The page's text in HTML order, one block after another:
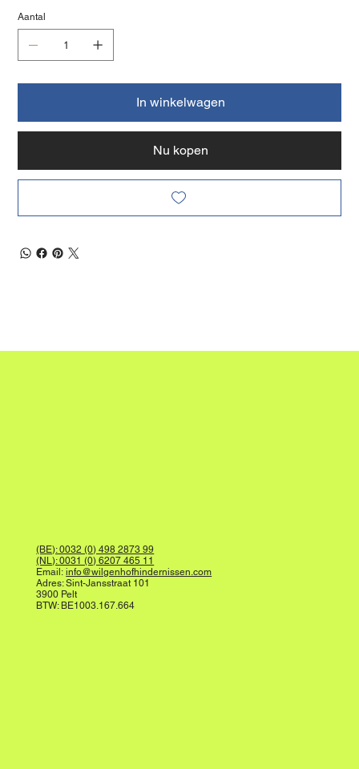
Aantal
In winkelwagen
Nu kopen
(BE): 0032 (0) 498 2873 99
(NL): 0031 (0) 6207 465 11
Email:info@wilgenhofhindernissen.com
Adres: Sint-Jansstraat 101
3900 Pelt
BTW: BE1003.167.664